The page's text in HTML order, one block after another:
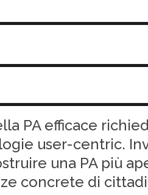
PA efficace
user-centric.
una PA più
concrete di